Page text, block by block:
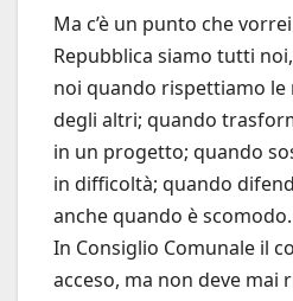
Ma c’è un punto che
Repubblica siamo tutti
noi quando rispettiamo le
degli altri; quando
in un progetto; quando
in difficoltà; quando
anche quando è scomodo.
In Consiglio Comunale il
acceso, ma non deve mai